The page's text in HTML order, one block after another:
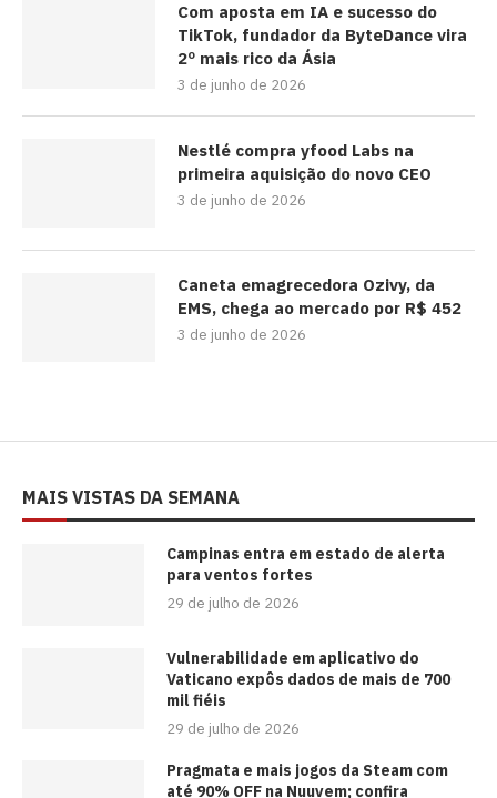
Com aposta em IA e sucesso do
TikTok, fundador da ByteDance vira
2º mais rico da Ásia
3 de junho de 2026
Nestlé compra yfood Labs na
primeira aquisição do novo CEO
3 de junho de 2026
Caneta emagrecedora Ozivy, da
EMS, chega ao mercado por R$ 452
3 de junho de 2026
MAIS VISTAS DA SEMANA
Campinas entra em estado de alerta
para ventos fortes
29 de julho de 2026
Vulnerabilidade em aplicativo do
Vaticano expôs dados de mais de 700
mil fiéis
29 de julho de 2026
Pragmata e mais jogos da Steam com
até 90% OFF na Nuuvem; confira